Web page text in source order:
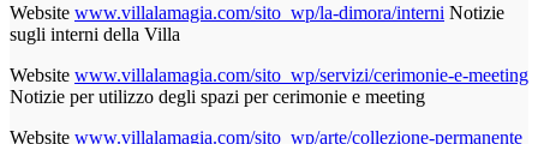
Website www.villalamagia.com/sito_wp/la-dimora/interni Notizie
sugli interni della Villa
Website www.villalamagia.com/sito_wp/servizi/cerimonie-e-meeting
Notizie per utilizzo degli spazi per cerimonie e meeting
Website www.villalamagia.com/sito_wp/arte/collezione-permanente